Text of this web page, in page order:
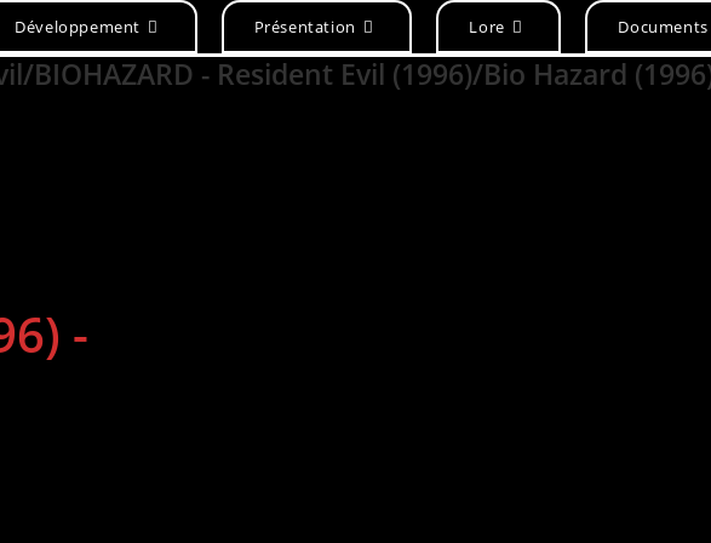
Développement Présentation Lore Documents
BIOHAZARD - Resident Evil (1996)/Bio Hazard
-